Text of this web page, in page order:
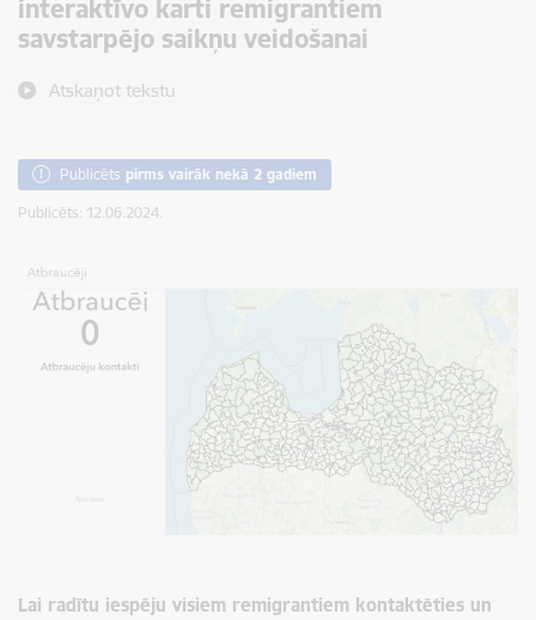
interaktīvo karti remigrantiem
savstarpējo saikņu veidošanai
Atskaņot tekstu
Publicēts pirms vairāk nekā 2 gadiem
Publicēts: 12.06.2024.
Lai radītu iespēju visiem remigrantiem kontaktēties un